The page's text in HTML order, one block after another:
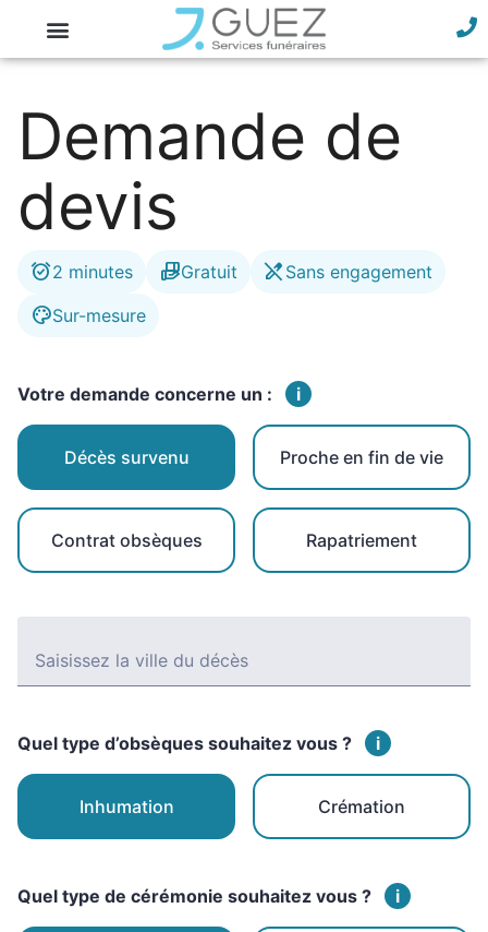
Demande de
devis
alarm_on2 minutes hand_packageGratuit edit_off Sans engagement
paletteSur-mesure
Votre demande concerne un : i
Décès survenu Proche en fin de vie
Contrat obsèques Rapatriement
Saisissez la ville du décès
Quel type d’obsèques souhaitez vous ? i
Inhumation Crémation
Quel type de cérémonie souhaitez vous ? i